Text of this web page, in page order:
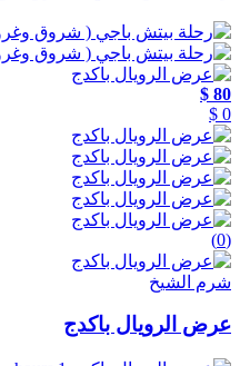
80 $
0 $
(0)
شرم الشيخ
عرض الرويال باكدج